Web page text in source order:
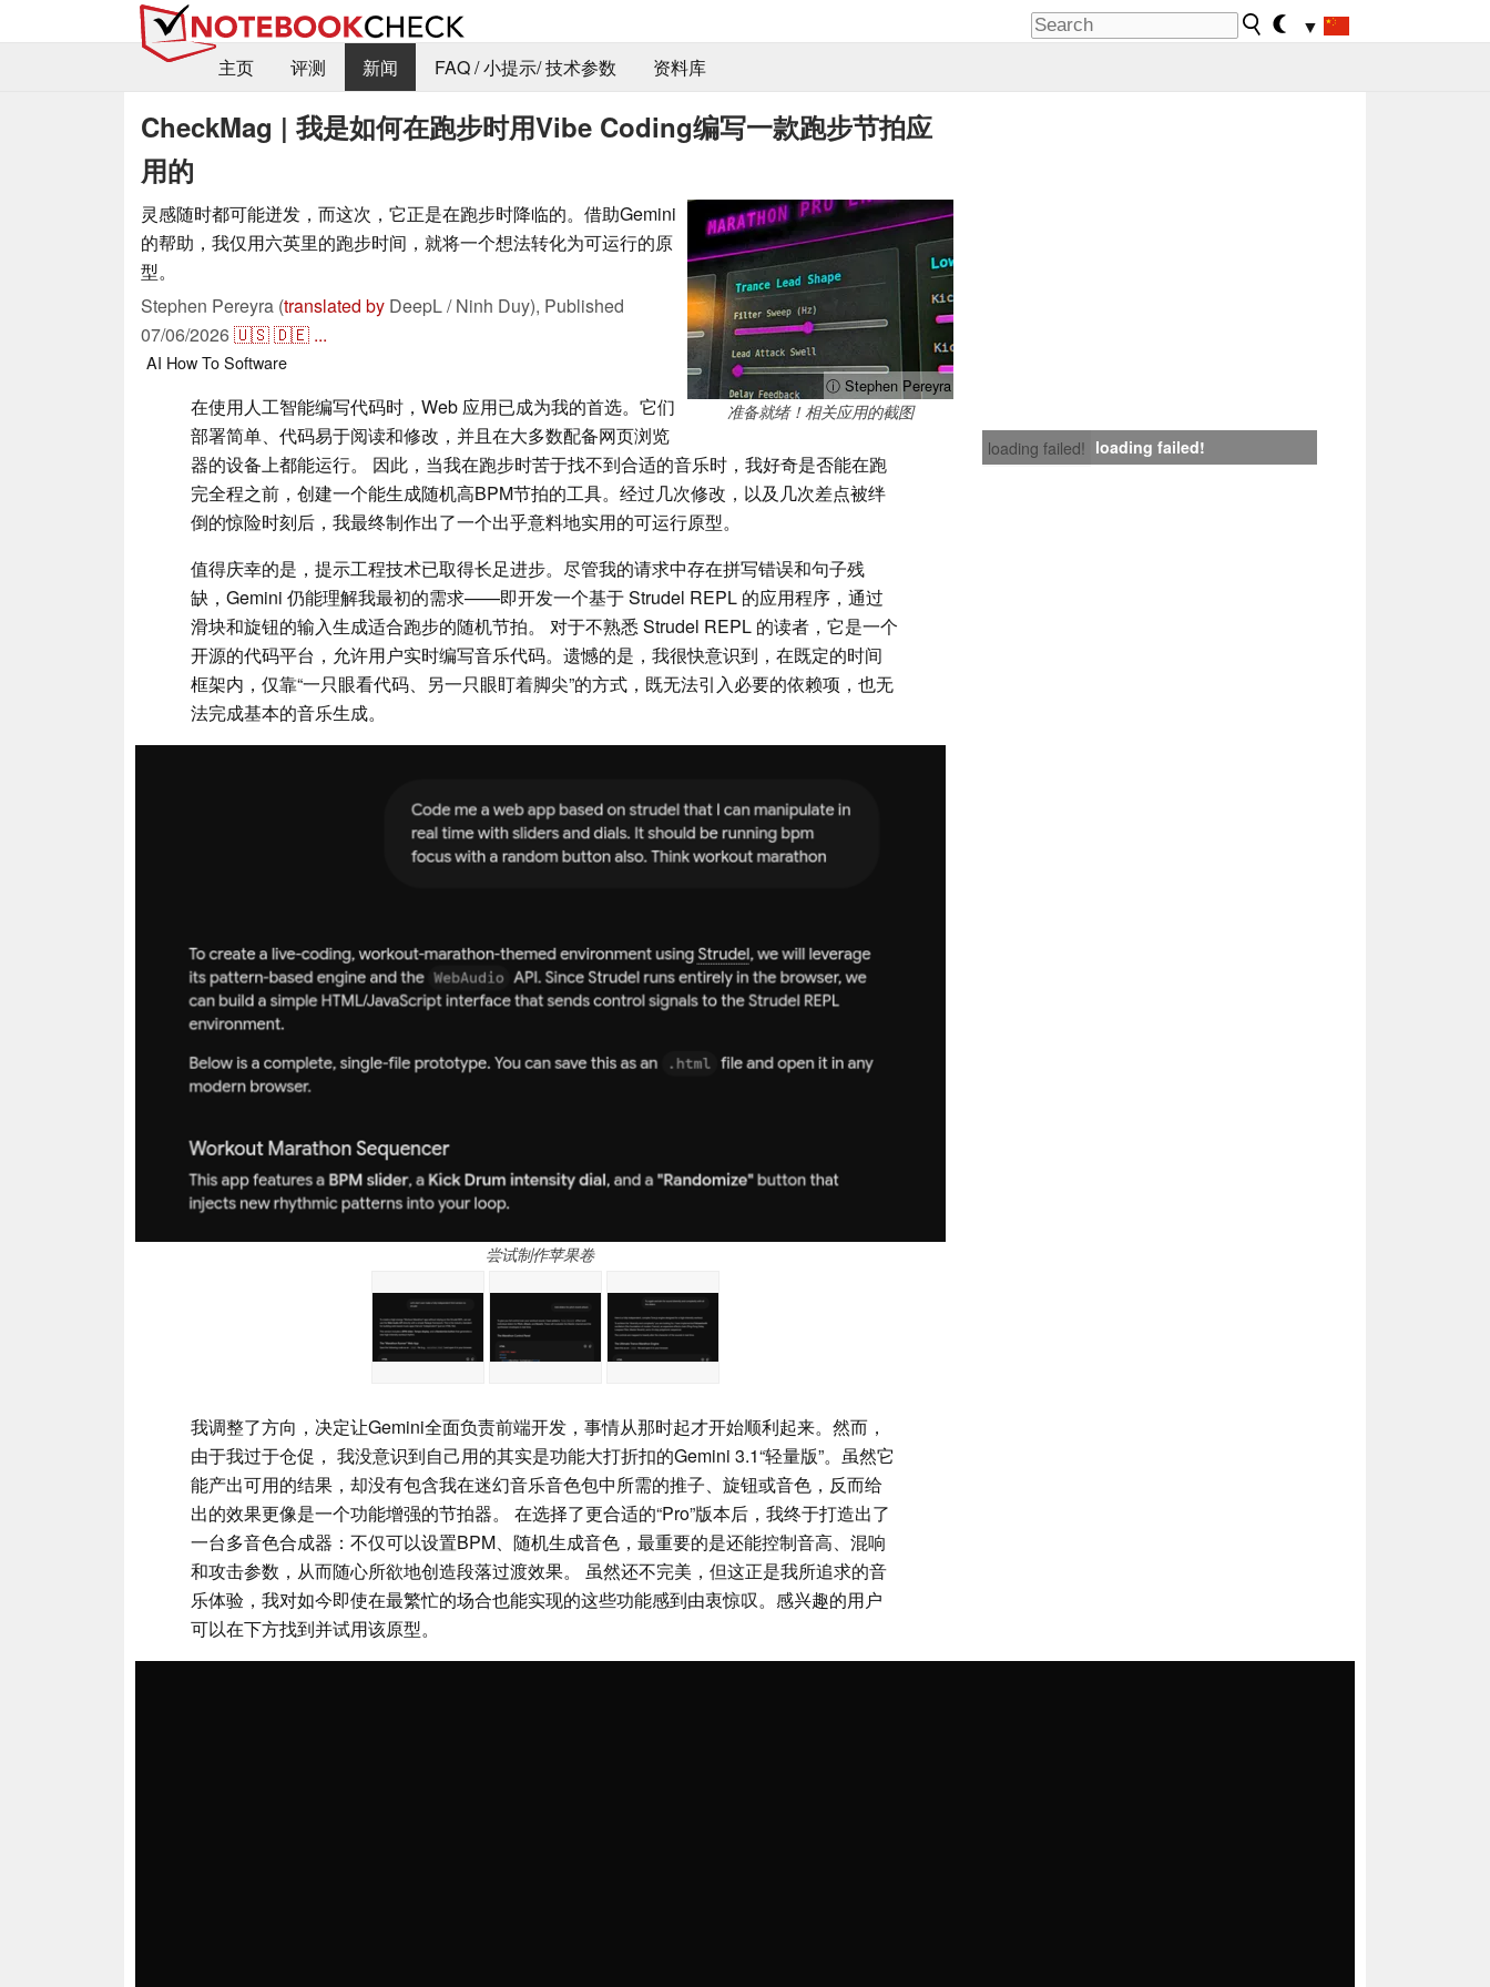
▼
主页
评测 新闻 FAQ / 小提示/ 技术参数 资料库
CheckMag | 我是如何在跑步时用Vibe Coding编写一款跑步节拍应
用的
ⓘ Stephen Pereyra
准备就绪！相关应用的截图
灵感随时都可能迸发，而这次，它正是在跑步时降临的。借助Gemini
的帮助，我仅用六英里的跑步时间，就将一个想法转化为可运行的原
型。
Stephen Pereyra (translated by DeepL / Ninh Duy), Published
07/06/2026🇺🇸🇩🇪 ...
AI How ToSoftware
loading failed! loading failed!
在使用人工智能编写代码时，Web 应用已成为我的首选。它们
部署简单、代码易于阅读和修改，并且在大多数配备网页浏览
器的设备上都能运行。 因此，当我在跑步时苦于找不到合适的音乐时，我好奇是否能在跑
完全程之前，创建一个能生成随机高BPM节拍的工具。经过几次修改，以及几次差点被绊
倒的惊险时刻后，我最终制作出了一个出乎意料地实用的可运行原型。​
值得庆幸的是，提示工程技术已取得长足进步。尽管我的请求中存在拼写错误和句子残
缺，Gemini 仍能理解我最初的需求——即开发一个基于 Strudel REPL 的应用程序，通过
滑块和旋钮的输入生成适合跑步的随机节拍。 对于不熟悉 Strudel REPL 的读者，它是一个
开源的代码平台，允许用户实时编写音乐代码。遗憾的是，我很快意识到，在既定的时间
框架内，仅靠“一只眼看代码、另一只眼盯着脚尖”的方式，既无法引入必要的依赖项，也无
法完成基本的音乐生成。
尝试制作苹果卷
我调整了方向，决定让Gemini全面负责前端开发，事情从那时起才开始顺利起来。然而，
由于我过于仓促， 我没意识到自己用的其实是功能大打折扣的Gemini 3.1“轻量版”。虽然它
能产出可用的结果，却没有包含我在迷幻音乐音色包中所需的推子、旋钮或音色，反而给
出的效果更像是一个功能增强的节拍器。 在选择了更合适的“Pro”版本后，我终于打造出了
一台多音色合成器：不仅可以设置BPM、随机生成音色，最重要的是还能控制音高、混响
和攻击参数，从而随心所欲地创造段落过渡效果。 虽然还不完美，但这正是我所追求的音
乐体验，我对如今即使在最繁忙的场合也能实现的这些功能感到由衷惊叹。感兴趣的用户
可以在下方找到并试用该原型。